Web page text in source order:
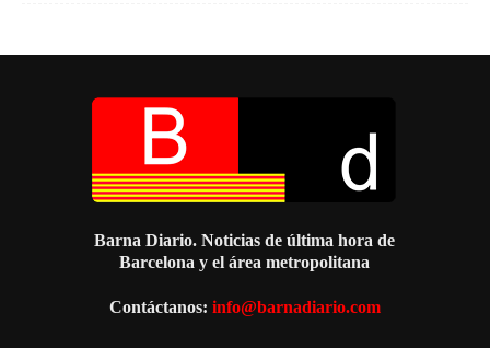
Barna Diario. Noticias de última hora de
Barcelona y el área metropolitana
Contáctanos: info@barnadiario.com